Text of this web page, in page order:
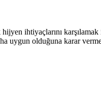
ihtiyaçlarını
uygun olduğuna karar